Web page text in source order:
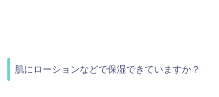
肌にローションなどで保湿できていますか？